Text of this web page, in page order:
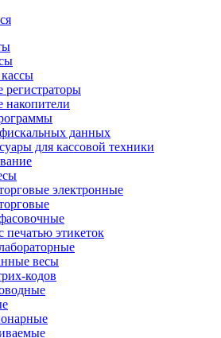
накопители
данных
для кассовой техники
электронные
печатью этикеток
весы
кодов